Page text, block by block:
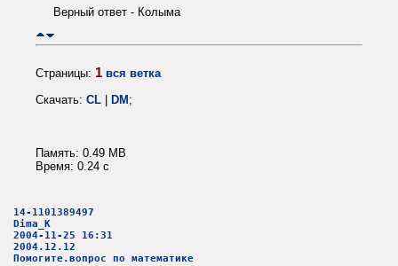
Верный ответ - Колыма
Страницы: 1 вся ветка
Скачать: CL DM ;
Память: 0.49 MB
Время: 0.24 c
14-1101389497
Dima_K
2004-11-25 16:31
2004.12.12
Помогите.вопрос по математике